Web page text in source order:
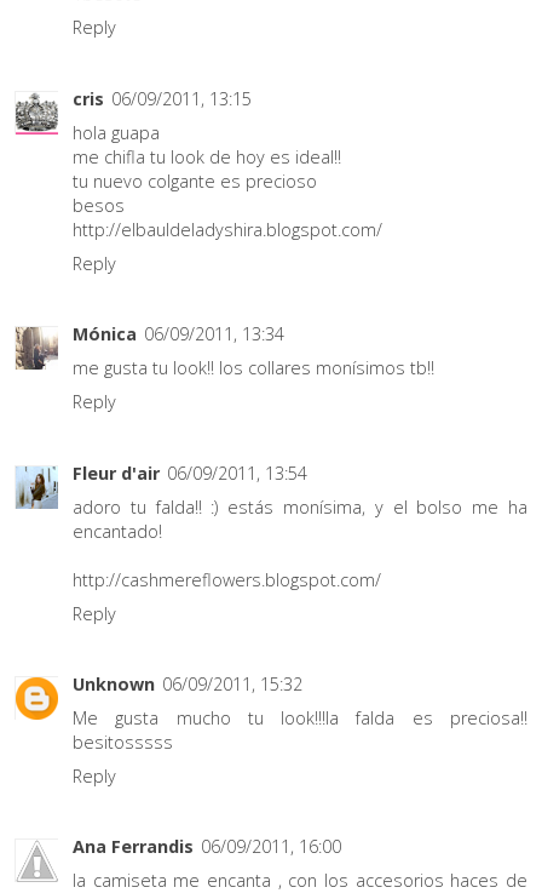
Reply
cris 06/09/2011, 13:15
hola guapa
me chifla tu look de hoy es ideal!!
tu nuevo colgante es precioso
besos
http://elbauldeladyshira.blogspot.com/
Reply
Mónica 06/09/2011, 13:34
me gusta tu look!! los collares monísimos tb!!
Reply
Fleur d'air 06/09/2011, 13:54
adoro tu falda!! :) estás monísima, y el bolso me ha
encantado!
http://cashmereflowers.blogspot.com/
Reply
Unknown 06/09/2011, 15:32
Me gusta mucho tu look!!!la falda es preciosa!!
besitosssss
Reply
Ana Ferrandis 06/09/2011, 16:00
la camiseta me encanta , con los accesorios haces de